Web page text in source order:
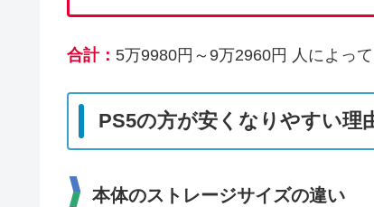
合計： 5万9980円～9万2960円 人によっ
PS5の方が安くなりやすい理
本体のストレージサイズの違い